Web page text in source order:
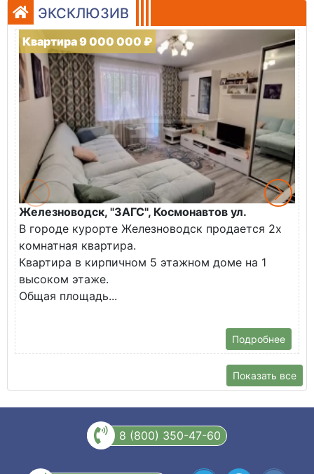
ЭКСКЛЮЗИВ
Квартира 9 000 000 ₽
Железноводск, "ЗАГС", Космонавтов ул.
В городе курорте Железноводск продается 2х
комнатная квартира.
Квартира в кирпичном 5 этажном доме на 1
высоком этаже.
Общая площадь...
Подробнее
Показать все
8 (800) 350-47-60